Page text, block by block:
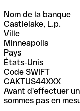
Nom de la banque
Castlelake, L.p.
Ville
Minneapolis
Pays
États-Unis
Code SWIFT
CAKTUS44XXX
Avant d'effectuer
sommes pas en